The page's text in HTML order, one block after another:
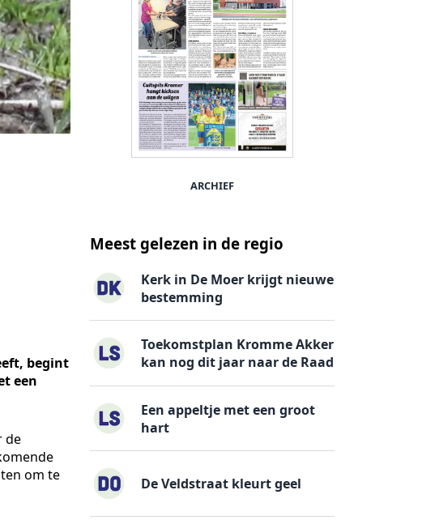
begint
een
de
om te
ARCHIEF
Meest gelezen in de regio
Kerk in De Moer krijgt nieuwe
bestemming
Toekomstplan Kromme Akker
kan nog dit jaar naar de Raad
Een appeltje met een groot
hart
De Veldstraat kleurt geel